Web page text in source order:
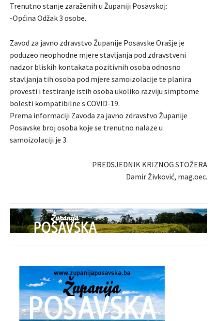
Trenutno stanje zaraženih u Županiji Posavskoj:
-Općina Odžak 3 osobe.
Zavod za javno zdravstvo Županije Posavske Orašje je
poduzeo neophodne mjere stavljanja pod zdravstveni
nadzor bliskih kontakata pozitivnih osoba odnosno
stavljanja tih osoba pod mjere samoizolacije te planira
provesti i testiranje istih osoba ukoliko razviju simptome
bolesti kompatibilne s COVID-19.
Prema informaciji Zavoda za javno zdravstvo Županije
Posavske broj osoba koje se trenutno nalaze u
samoizolaciji je 3.
PREDSJEDNIK KRIZNOG STOŽERA
Damir Živković, mag.oec.